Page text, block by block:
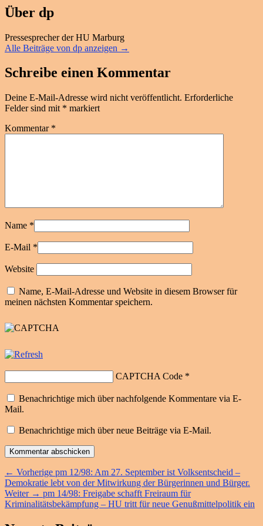
Über dp
Pressesprecher der HU Marburg
Alle Beiträge von dp anzeigen →
Schreibe einen Kommentar
Deine E-Mail-Adresse wird nicht veröffentlicht. Erforderliche
Felder sind mit * markiert
Kommentar *
Name *
E-Mail *
Website
Name, E-Mail-Adresse und Website in diesem Browser für
meinen nächsten Kommentar speichern.
CAPTCHA Code *
Benachrichtige mich über nachfolgende Kommentare via E-
Mail.
Benachrichtige mich über neue Beiträge via E-Mail.
Beitragsnavigation
← Vorherige Vorheriger
Beitrag:
pm 12/98: Am 27. September ist Volksentscheid –
Demokratie lebt von der Mitwirkung der Bürgerinnen und Bürger.
Weiter → Nächster
Beitrag:
pm 14/98: Freigabe schafft Freiraum für
Kriminalitätsbekämpfung – HU tritt für neue Genußmittelpolitik ein